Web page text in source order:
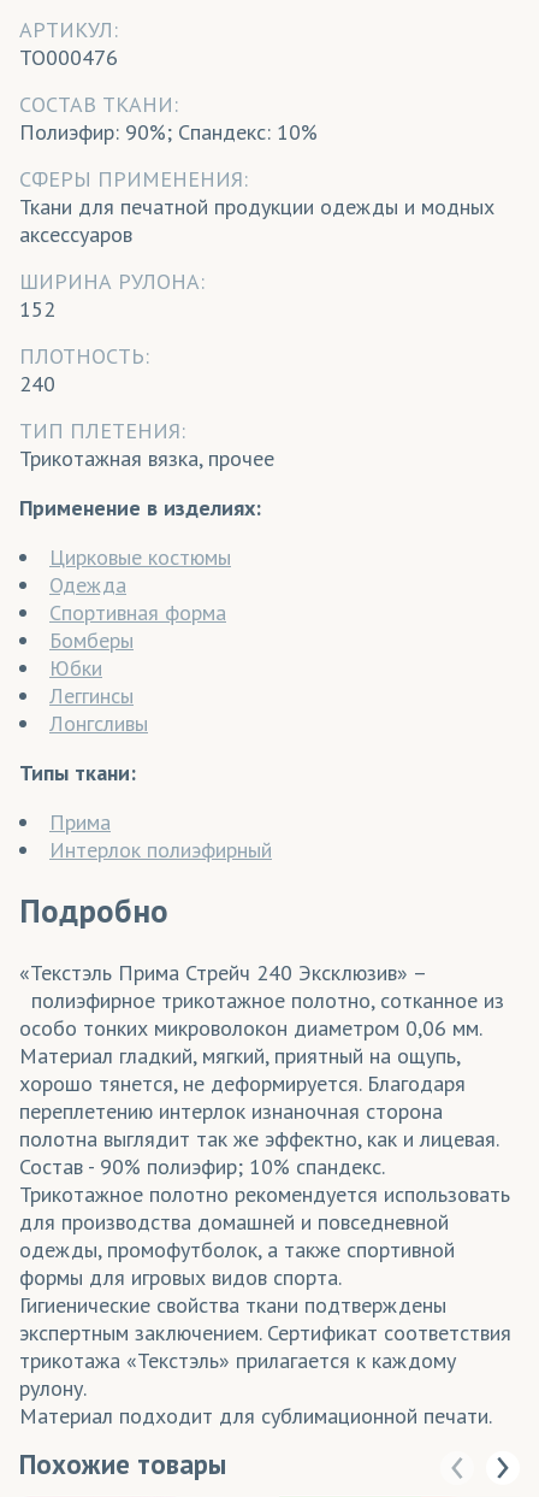
АРТИКУЛ:
TO000476
CОСТАВ ТКАНИ:
Полиэфир: 90%; Спандекс: 10%
СФЕРЫ ПРИМЕНЕНИЯ:
Ткани для печатной продукции одежды и модных
аксессуаров
ШИРИНА РУЛОНА:
152
ПЛОТНОСТЬ:
240
ТИП ПЛЕТЕНИЯ:
Трикотажная вязка, прочее
Применение в изделиях:
Цирковые костюмы
Одежда
Спортивная форма
Бомберы
Юбки
Леггинсы
Лонгсливы
Типы ткани:
Прима
Интерлок полиэфирный
Подробно
«Текстэль Прима Стрейч 240 Эксклюзив» –
полиэфирное трикотажное полотно, сотканное из
особо тонких микроволокон диаметром 0,06 мм.
Материал гладкий, мягкий, приятный на ощупь,
хорошо тянется, не деформируется. Благодаря
переплетению интерлок изнаночная сторона
полотна выглядит так же эффектно, как и лицевая.
Состав - 90% полиэфир; 10% спандекс.
Трикотажное полотно рекомендуется использовать
для производства домашней и повседневной
одежды, промофутболок, а также спортивной
формы для игровых видов спорта.
Гигиенические свойства ткани подтверждены
экспертным заключением. Сертификат соответствия
трикотажа «Текстэль» прилагается к каждому
рулону.
Материал подходит для сублимационной печати.
Похожие товары